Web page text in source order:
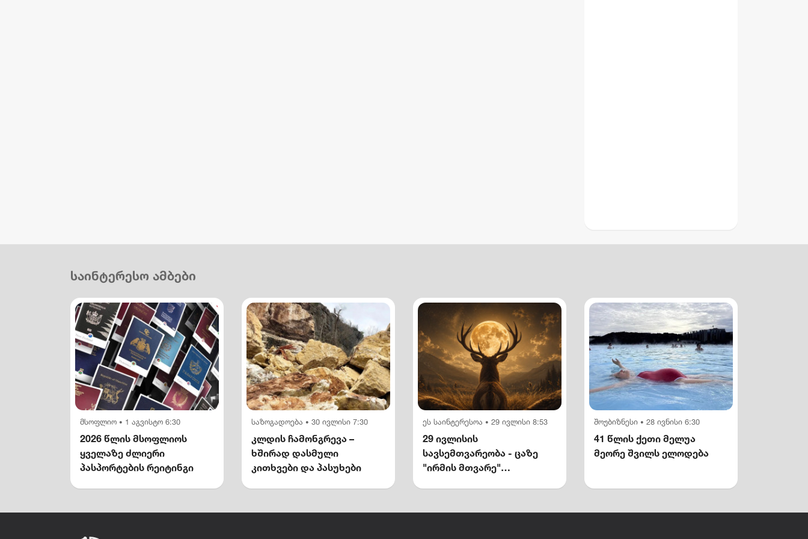
საინტერესო ამბები
მსოფლიო • 1 აგვისტო 6:30
2026 წლის მსოფლიოს
ყველაზე ძლიერი
პასპორტების რეიტინგი
საზოგადოება • 30 ივლისი 7:30
კლდის ჩამონგრევა –
ხშირად დასმული
კითხვები და პასუხები
ეს საინტერესოა • 29 ივლისი 8:53
29 ივლისის
სავსემთვარეობა - ცაზე
"ირმის მთვარე"
შოუბიზნესი • 28 ივნისი 6:30
41 წლის ქეთი მელუა
მეორე შვილს ელოდება